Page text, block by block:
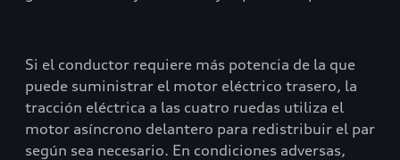
Si el conductor requiere más potencia de la que
puede suministrar el motor eléctrico trasero, la
tracción eléctrica a las cuatro ruedas utiliza el
motor asíncrono delantero para redistribuir el par
según sea necesario. En condiciones adversas,